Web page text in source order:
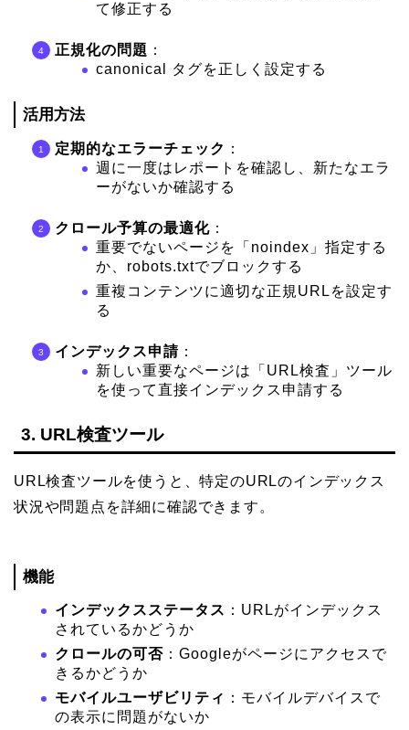
て修正する
正規化の問題 ：
canonical タグを正しく設定する
活用方法
定期的なエラーチェック ：
週に一度はレポートを確認し、新たなエラ
ーがないか確認する
クロール予算の最適化 ：
重要でないページを「noindex」指定する
か、robots.txtでブロックする
重複コンテンツに適切な正規URLを設定す
る
インデックス申請 ：
新しい重要なページは「URL検査」ツール
を使って直接インデックス申請する
3. URL検査ツール
URL検査ツールを使うと、特定のURLのインデックス
状況や問題点を詳細に確認できます。
機能
インデックスステータス ：URLがインデックス
されているかどうか
クロールの可否 ：Googleがページにアクセスで
きるかどうか
モバイルユーザビリティ ：モバイルデバイスで
の表示に問題がないか